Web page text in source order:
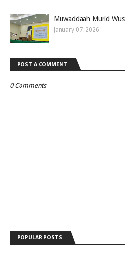
Muwaddaah Murid
January 07, 2026
POST A COMMENT
0 Comments
POPULAR POSTS